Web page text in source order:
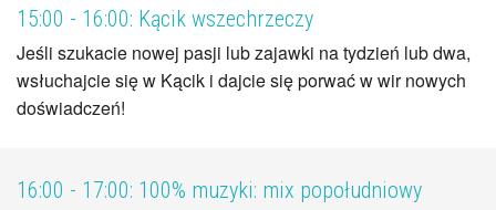
15:00 - 16:00: Kącik wszechrzeczy
Jeśli szukacie nowej pasji lub zajawki na tydzień lub dwa,
wsłuchajcie się w Kącik i dajcie się porwać w wir nowych
doświadczeń!
16:00 - 17:00: 100% muzyki: mix popołudniowy